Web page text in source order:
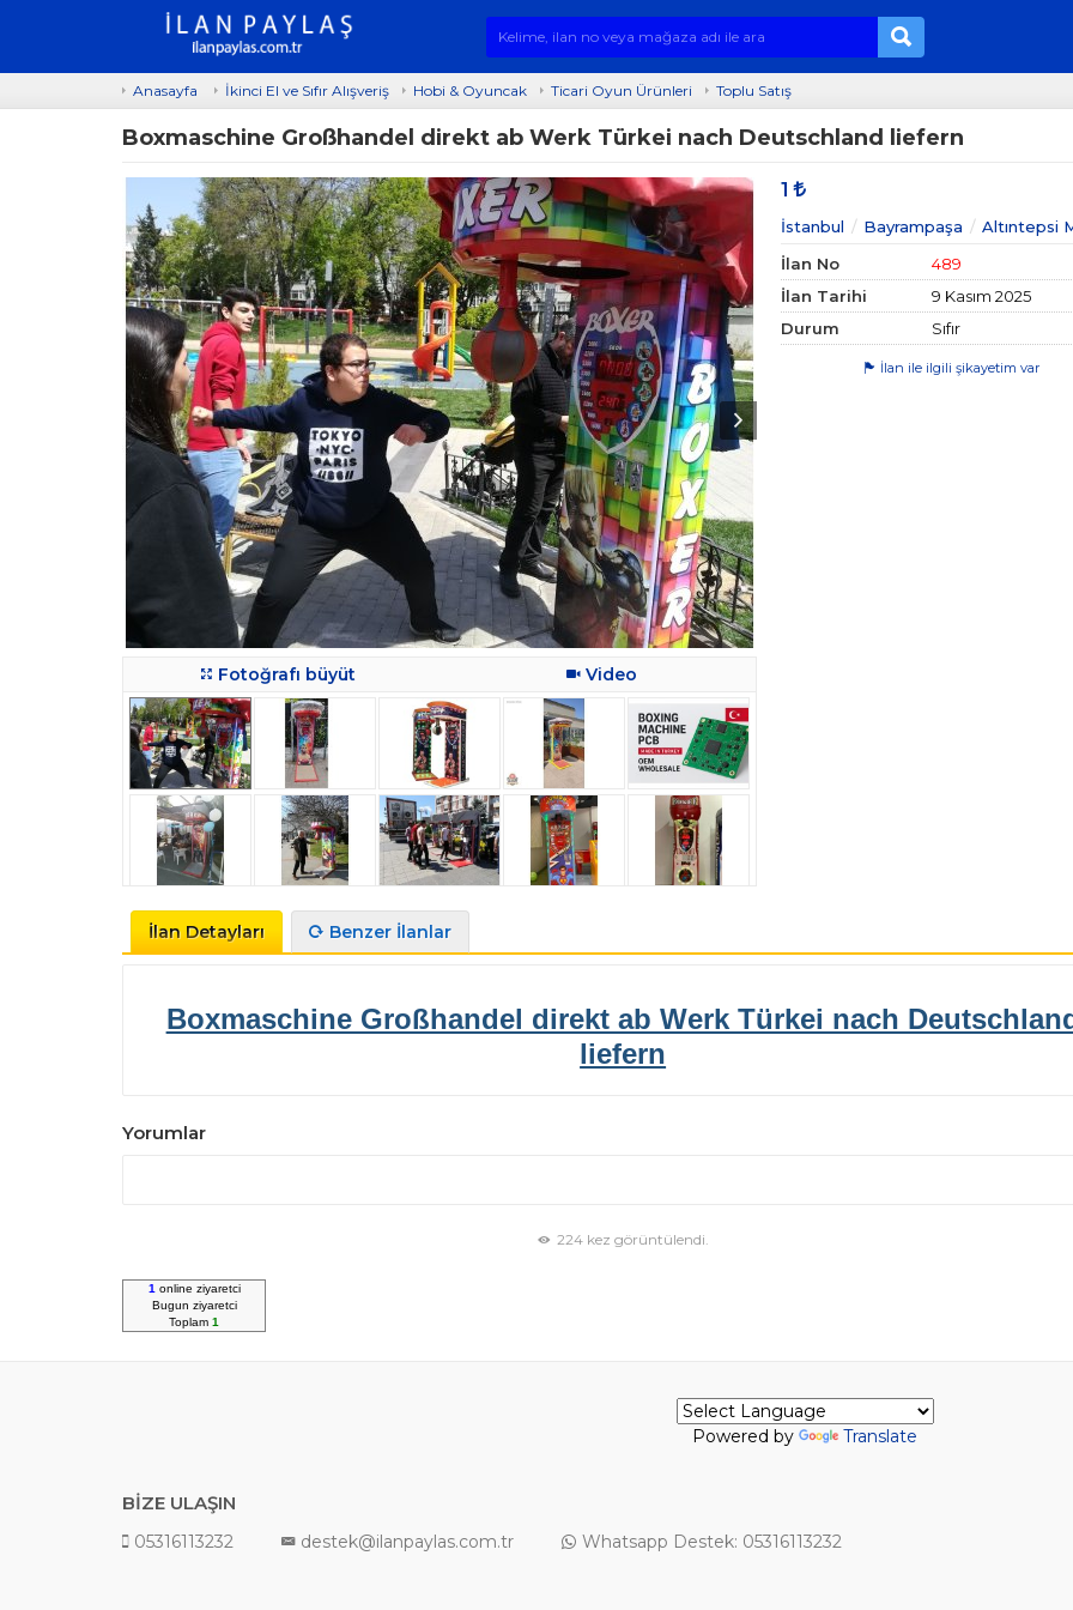
Anasayfa İkinci El ve Sıfır Alışveriş Hobi & Oyuncak Ticari Oyun Ürünleri Toplu Satış
Boxmaschine Großhandel direkt ab Werk Türkei nach Deutschland liefern
Fotoğrafı büyüt Video
1
İstanbul Bayrampaşa
Altıntepsi
İlan No
489
İlan Tarihi
9 Kasım 2025
Durum
Sıfır
İlan ile ilgili şikayetim var
İlan Detayları Benzer İlanlar
Boxmaschine Großhandel direkt ab Werk Türkei nach
liefern
Yorumlar
224 kez görüntülendi.
1 online ziyaretci
Bugun ziyaretci
Toplam 1
Powered by Translate
BİZE ULAŞIN
05316113232 destek@ilanpaylas.com.tr Whatsapp Destek: 05316113232